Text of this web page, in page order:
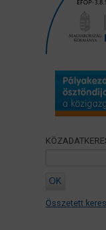
Összetett